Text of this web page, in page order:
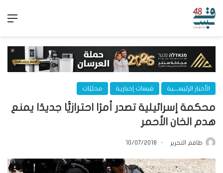
الأخبار الرئيســـية قبسات إخبارية محليّات
محكمة إسرائيلية تصدر أمرًا احترازيًّا جديدًا يمنع
هدم الخان الأحمر
طاقم التحرير 10/07/2018